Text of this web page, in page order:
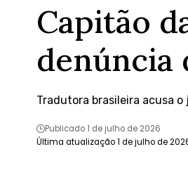
Capitão
denúncia
Tradutora brasileira acusa
Última atualização 1 de julho de 2026
Publicado 1 de julho de 2026